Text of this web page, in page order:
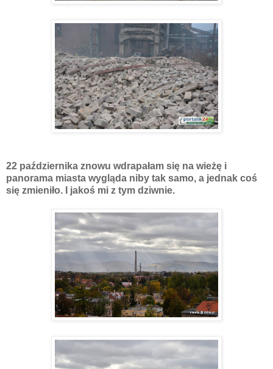
22 października znowu wdrapałam się na wieżę i
panorama miasta wygląda niby tak samo, a jednak coś
się zmieniło. I jakoś mi z tym dziwnie.